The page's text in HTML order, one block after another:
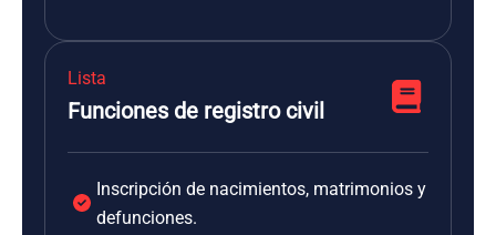
Lista
Funciones de registro civil
Inscripción de nacimientos, matrimonios y
defunciones.